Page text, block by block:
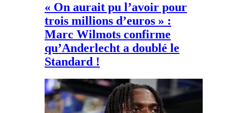
« On aurait pu l’avoir pour
trois millions d’euros » :
Marc Wilmots confirme
qu’Anderlecht a doublé le
Standard !